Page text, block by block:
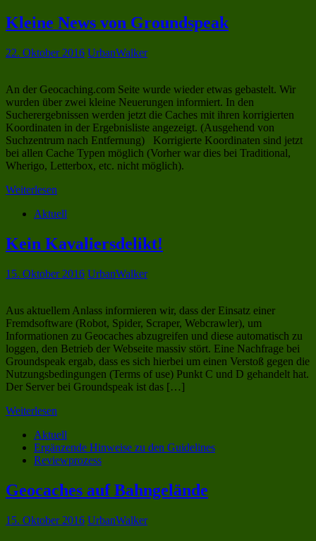
Kleine News von Groundspeak
22. Oktober 2016 UrbanWalker
An der Geocaching.com Seite wurde wieder etwas gebastelt. Wir
wurden über zwei kleine Neuerungen informiert. In den
Sucherergebnissen werden jetzt die Caches mit ihren korrigierten
Koordinaten in der Ergebnisliste angezeigt. (Ausgehend von
Suchzentrum nach Entfernung) Korrigierte Koordinaten sind jetzt
bei allen Cache Typen möglich (Vorher war dies bei Traditional,
Wherigo, Letterbox, etc. nicht möglich).
Weiterlesen
Aktuell
Kein Kavaliersdelikt!
15. Oktober 2016 UrbanWalker
Aus aktuellem Anlass informieren wir, dass der Einsatz einer
Fremdsoftware (Robot, Spider, Scraper, Webcrawler), um
Informationen zu Geocaches abzugreifen und diese automatisch zu
loggen, den Betrieb der Webseite massiv stört. Eine Nachfrage bei
Groundspeak ergab, dass es sich hierbei um einen Verstoß gegen die
Nutzungsbedingungen (Terms of use) Punkt C und D gehandelt hat.
Der Server bei Groundspeak ist das […]
Weiterlesen
Aktuell
Ergänzende Hinweise zu den Guidelines
Reviewprozess
Geocaches auf Bahngelände
15. Oktober 2016 UrbanWalker